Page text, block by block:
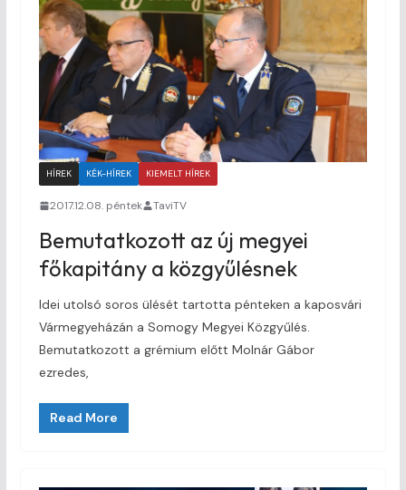
HÍREK KÉK-HÍREK KIEMELT HÍREK
2017.12.08. péntek TaviTV
Bemutatkozott az új megyei
főkapitány a közgyűlésnek
Idei utolsó soros ülését tartotta pénteken a kaposvári
Vármegyeházán a Somogy Megyei Közgyűlés.
Bemutatkozott a grémium előtt Molnár Gábor
ezredes,
Read More